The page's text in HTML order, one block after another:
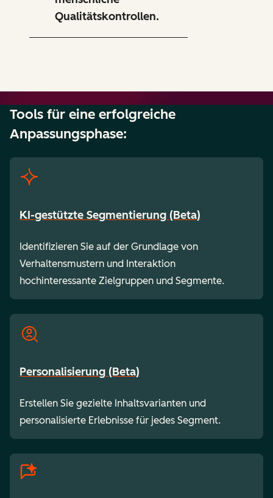
Qualitätskontrollen.
Tools für eine erfolgreiche
Anpassungsphase:
KI-gestützte Segmentierung (Beta)
Identifizieren Sie auf der Grundlage von
Verhaltensmustern und Interaktion
hochinteressante Zielgruppen und Segmente.
Personalisierung (Beta)
Erstellen Sie gezielte Inhaltsvarianten und
personalisierte Erlebnisse für jedes Segment.